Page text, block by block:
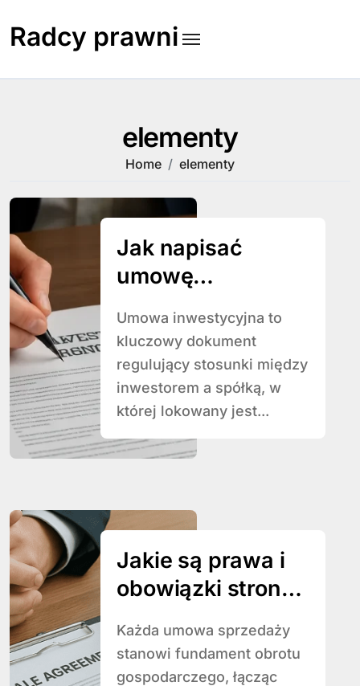
content
Radcy prawni
elementy
Home elementy
Jak napisać
umowę
Umowa inwestycyjna to
kluczowy dokument
regulujący stosunki między
inwestorem a spółką, w
której lokowany jest...
Jakie są prawa i
obowiązki stron
Każda umowa sprzedaży
stanowi fundament obrotu
gospodarczego, łącząc